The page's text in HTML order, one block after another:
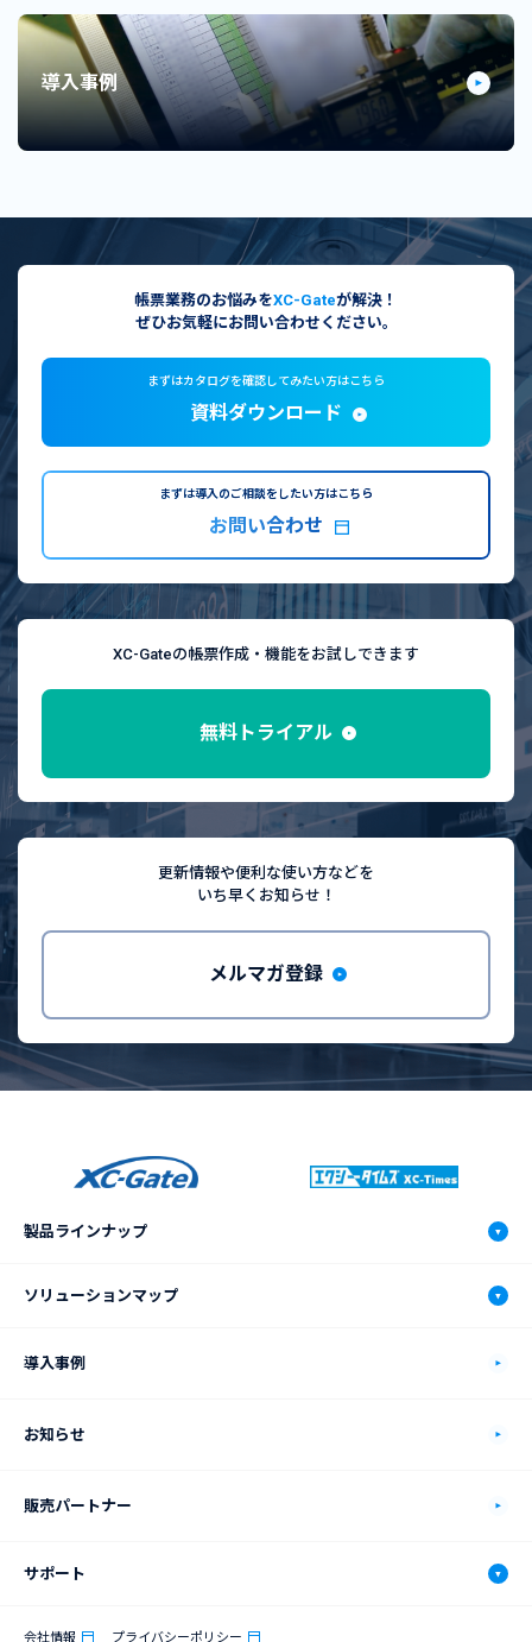
導入事例
帳票業務のお悩みをXC-Gateが解決！
ぜひお気軽にお問い合わせください。
まずはカタログを確認してみたい方はこちら
資料ダウンロード
まずは導入のご相談をしたい方はこちら
お問い合わせ
XC-Gateの帳票作成・機能をお試しできます
無料トライアル
更新情報や便利な使い方などを
いち早くお知らせ！
メルマガ登録
製品ラインナップ
XC-Gate.V3
連携システム
ソリューションマップ
ソリューションマップ
導入事例
お知らせ
販売パートナー
サポート
サポート
会社情報 プライバシーポリシー